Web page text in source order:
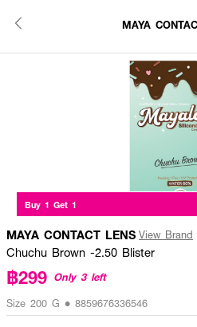
MAYA
Buy 1 Get 1
MAYA CONTACT LENS View Brand
Chuchu Brown -2.50 Blister
฿299 Only 3 left
Size 200 G • 8859676336546